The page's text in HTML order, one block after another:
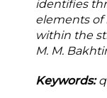
identifies
elements of
within the
M. M.
Keywords: